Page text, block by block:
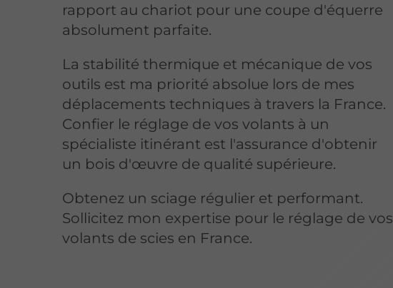
rapport au chariot pour une coupe d'équerre
absolument parfaite.
La stabilité thermique et mécanique de vos
outils est ma priorité absolue lors de mes
déplacements techniques à travers la France.
Confier le réglage de vos volants à un
spécialiste itinérant est l'assurance d'obtenir
un bois d'œuvre de qualité supérieure.
Obtenez un sciage régulier et performant.
Sollicitez mon expertise pour le réglage de vos
volants de scies en France.